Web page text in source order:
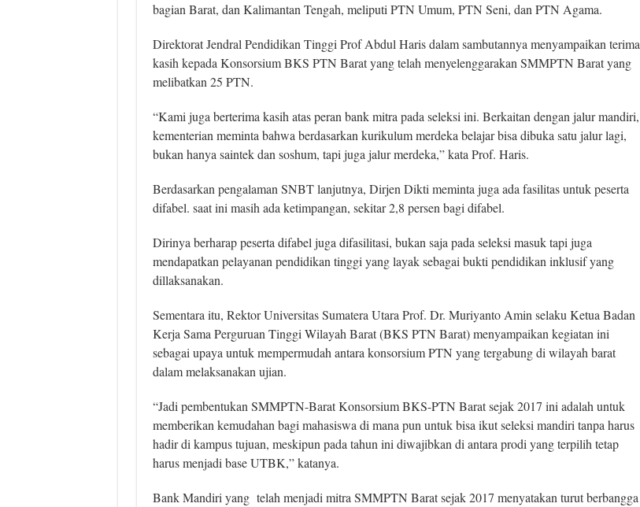
bagian Barat, dan Kalimantan Tengah, meliputi PTN Umum, PTN Seni, dan PTN Agama.
Direktorat Jendral Pendidikan Tinggi Prof Abdul Haris dalam sambutannya menyampaikan terima
kasih kepada Konsorsium BKS PTN Barat yang telah menyelenggarakan SMMPTN Barat yang
melibatkan 25 PTN.
“Kami juga berterima kasih atas peran bank mitra pada seleksi ini. Berkaitan dengan jalur mandiri,
kementerian meminta bahwa berdasarkan kurikulum merdeka belajar bisa dibuka satu jalur lagi,
bukan hanya saintek dan soshum, tapi juga jalur merdeka,” kata Prof. Haris.
Berdasarkan pengalaman SNBT lanjutnya, Dirjen Dikti meminta juga ada fasilitas untuk peserta
difabel. saat ini masih ada ketimpangan, sekitar 2,8 persen bagi difabel.
Dirinya berharap peserta difabel juga difasilitasi, bukan saja pada seleksi masuk tapi juga
mendapatkan pelayanan pendidikan tinggi yang layak sebagai bukti pendidikan inklusif yang
dillaksanakan.
Sementara itu, Rektor Universitas Sumatera Utara Prof. Dr. Muriyanto Amin selaku Ketua Badan
Kerja Sama Perguruan Tinggi Wilayah Barat (BKS PTN Barat) menyampaikan kegiatan ini
sebagai upaya untuk mempermudah antara konsorsium PTN yang tergabung di wilayah barat
dalam melaksanakan ujian.
“Jadi pembentukan SMMPTN-Barat Konsorsium BKS-PTN Barat sejak 2017 ini adalah untuk
memberikan kemudahan bagi mahasiswa di mana pun untuk bisa ikut seleksi mandiri tanpa harus
hadir di kampus tujuan, meskipun pada tahun ini diwajibkan di antara prodi yang terpilih tetap
harus menjadi base UTBK,” katanya.
Bank Mandiri yang telah menjadi mitra SMMPTN Barat sejak 2017 menyatakan turut berbangga